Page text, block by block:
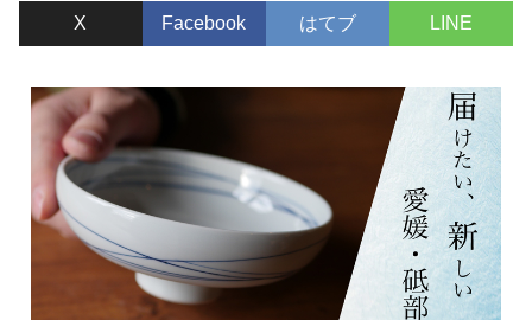
X Facebook はてブ LINE